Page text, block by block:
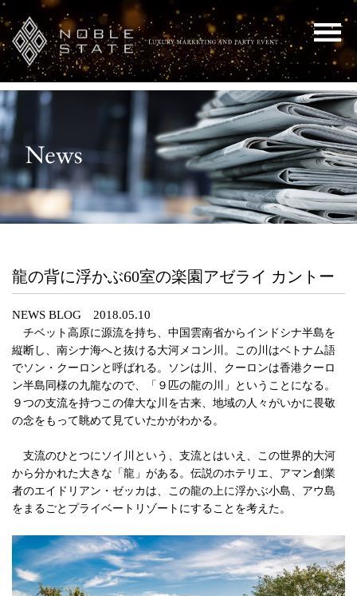
龍の背に浮かぶ60室の楽園アゼライ カントー
NEWS BLOG 2018.05.10
チベット高原に源流を持ち、中国雲南省からインドシナ半島を
縦断し、南シナ海へと抜ける大河メコン川。この川はベトナム語
でソン・クーロンと呼ばれる。ソンは川、クーロンは香港クーロ
ン半島同様の九龍なので、「９匹の龍の川」ということになる。
９つの支流を持つこの偉大な川を古来、地域の人々がいかに畏敬
の念をもって眺めて見ていたかがわかる。
支流のひとつにソイ川という、支流とはいえ、この世界的大河
から分かれた大きな「龍」がある。伝説のホテリエ、アマン創業
者のエイドリアン・ゼッカは、この龍の上に浮かぶ小島、アウ島
をまるごとプライベートリゾートにすることを考えた。